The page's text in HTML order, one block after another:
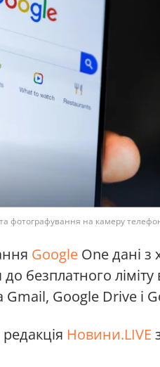
фотографування на камеру
Google One дані
до безплатного
Gmail, Google Drive
Новини.LIVE